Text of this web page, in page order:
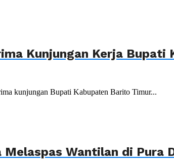
Kunjungan Kerja
kunjungan Bupati Kabupaten Barito Timur...
Wantilan di Pura